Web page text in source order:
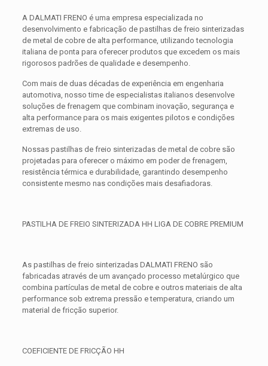
A DALMATI FRENO é uma empresa especializada no
desenvolvimento e fabricação de pastilhas de freio sinterizadas
de metal de cobre de alta performance, utilizando tecnologia
italiana de ponta para oferecer produtos que excedem os mais
rigorosos padrões de qualidade e desempenho.
Com mais de duas décadas de experiência em engenharia
automotiva, nosso time de especialistas italianos desenvolve
soluções de frenagem que combinam inovação, segurança e
alta performance para os mais exigentes pilotos e condições
extremas de uso.
Nossas pastilhas de freio sinterizadas de metal de cobre são
projetadas para oferecer o máximo em poder de frenagem,
resistência térmica e durabilidade, garantindo desempenho
consistente mesmo nas condições mais desafiadoras.
PASTILHA DE FREIO SINTERIZADA HH LIGA DE COBRE PREMIUM
As pastilhas de freio sinterizadas DALMATI FRENO são
fabricadas através de um avançado processo metalúrgico que
combina partículas de metal de cobre e outros materiais de alta
performance sob extrema pressão e temperatura, criando um
material de fricção superior.
COEFICIENTE DE FRICÇÃO HH